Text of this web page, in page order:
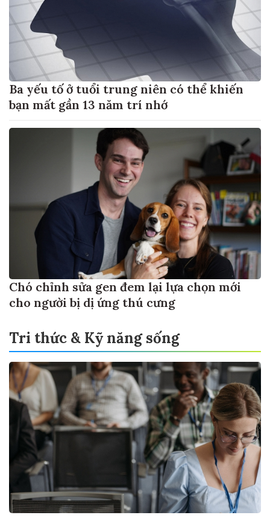
Ba yếu tố ở tuổi trung niên có thể khiến
bạn mất gần 13 năm trí nhớ
Chó chỉnh sửa gen đem lại lựa chọn mới
cho người bị dị ứng thú cưng
Tri thức & Kỹ năng sống